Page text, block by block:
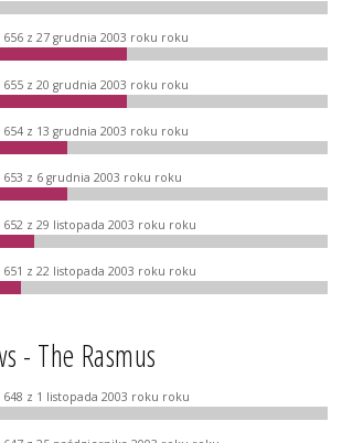
z 27 grudnia 2003 roku roku
z 20 grudnia 2003 roku roku
z 13 grudnia 2003 roku roku
z 6 grudnia 2003 roku roku
z 29 listopada 2003 roku roku
z 22 listopada 2003 roku roku
- The Rasmus
z 1 listopada 2003 roku roku